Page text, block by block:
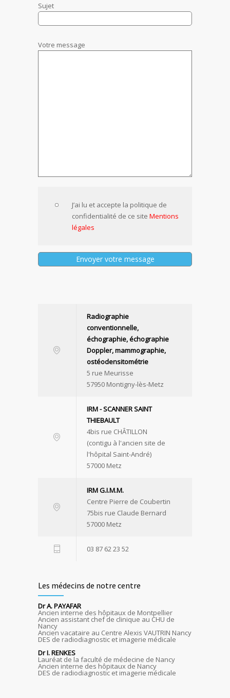
Sujet
Votre message
J’ai lu et accepte la politique de
confidentialité de ce site Mentions
légales
Radiographie
conventionnelle,
échographie, échographie
Doppler, mammographie,
ostéodensitométrie
5 rue Meurisse
57950 Montigny-lès-Metz
IRM - SCANNER SAINT
THIEBAULT
4bis rue CHÂTILLON
(contigu à l'ancien site de
l'hôpital Saint-André)
57000 Metz
IRM G.I.M.M.
Centre Pierre de Coubertin
75bis rue Claude Bernard
57000 Metz
03 87 62 23 52
Les médecins de notre centre
Dr A. PAYAFAR
Ancien interne des hôpitaux de Montpellier
Ancien assistant chef de clinique au CHU de
Nancy
Ancien vacataire au Centre Alexis VAUTRIN Nancy
DES de radiodiagnostic et imagerie médicale
Dr I. RENKES
Lauréat de la faculté de médecine de Nancy
Ancien interne des hôpitaux de Nancy
DES de radiodiagnostic et imagerie médicale